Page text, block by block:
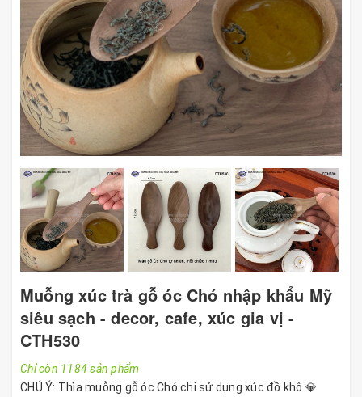
Muỗng xúc trà gỗ óc Chó nhập khẩu Mỹ
siêu sạch - decor, cafe, xúc gia vị -
CTH530
Chỉ còn 1184 sản phẩm
CHÚ Ý: Thìa muỗng gỗ óc Chó chỉ sử dụng xúc đồ khô 💎